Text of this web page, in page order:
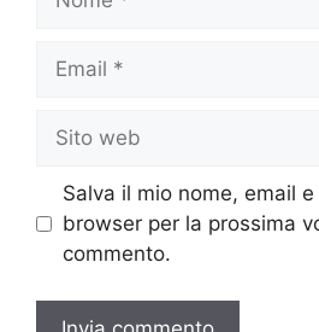
Email
Sito
web
Salva il mio nome, email
browser per la prossima
commento.